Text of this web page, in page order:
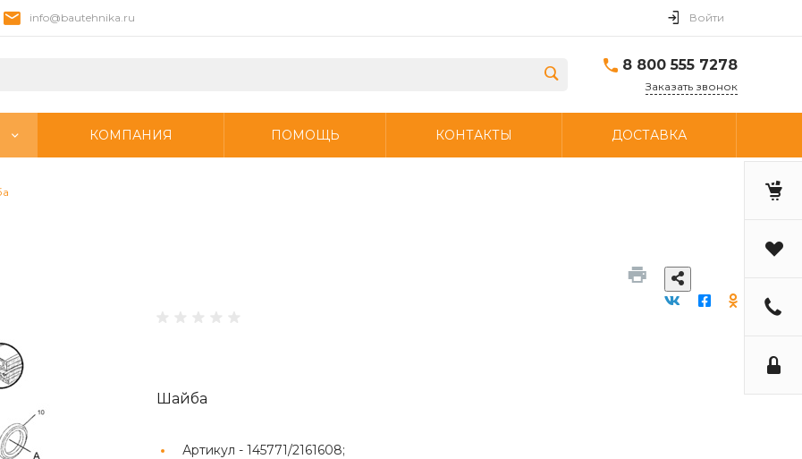
info@bautehnika.ru Войти
8 800 555 7278
Заказать звонок
КОМПАНИЯ ПОМОЩЬ КОНТАКТЫ ДОСТАВКА
Шайба
Артикул - 145771/2161608;